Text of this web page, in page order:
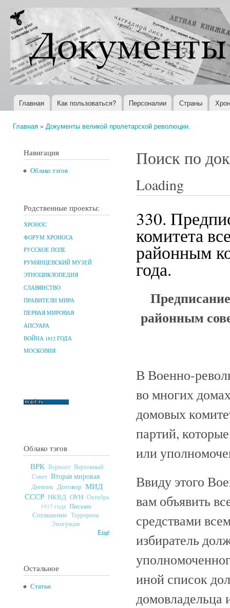
Документы
XX века
Всемирная
история в
Интернете
Главное меню
Главная Как пользоваться? Персоналии Страны
Главная » Документы великой пролетарской революции.
Навигация
Облако тэгов
Родственные проекты:
ХРОНОС
ФОРУМ ХРОНОСА
РУССКОЕ ПОЛЕ
РУМЯНЦЕВСКИЙ МУЗЕЙ
ЭТНОЦИКЛОПЕДИЯ
СЛАВЯНСТВО
ПРАВИТЕЛИ МИРА
ПЕРВАЯ МИРОВАЯ
АПСУАРА
ВОЙНА 1812 ГОДА
МОСКОВИЯ
Облако тэгов
ВРК Вермахт Верховный
Совет Вторая мировая
Дневник Договор МИД
СССР НКВД ОУН Октябрь
1917 года Письмо
Соглашение Терроризм
Эмиграция
Ещё
Остальное
Статьи
Поиск по
Loading
330.
комитета
районным
года.
районным
В Военно-
во многих
домовых
партий,
или
Ввиду этого
вам объявить
средствами
избиратель
иной список